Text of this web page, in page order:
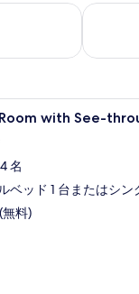
況をチェック今週末
ックス (室内)、デスク
with See-
名
ベッド 1 台またはシン
無料)